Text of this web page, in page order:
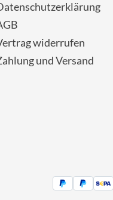
widerrufen
und Versand